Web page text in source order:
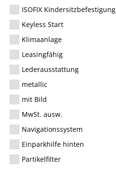
ISOFIX Kindersitzbefestigung
Keyless Start
Klimaanlage
Leasingfähig
Lederausstattung
metallic
mit Bild
MwSt. ausw.
Navigationssystem
Einparkhilfe hinten
Partikelfilter